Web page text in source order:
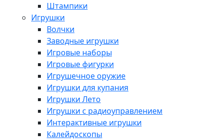
Штампики
Игрушки
Волчки
Заводные игрушки
Игровые наборы
Игровые фигурки
Игрушечное оружие
Игрушки для купания
Игрушки Лето
Игрушки с радиоуправлением
Интерактивные игрушки
Калейдоскопы